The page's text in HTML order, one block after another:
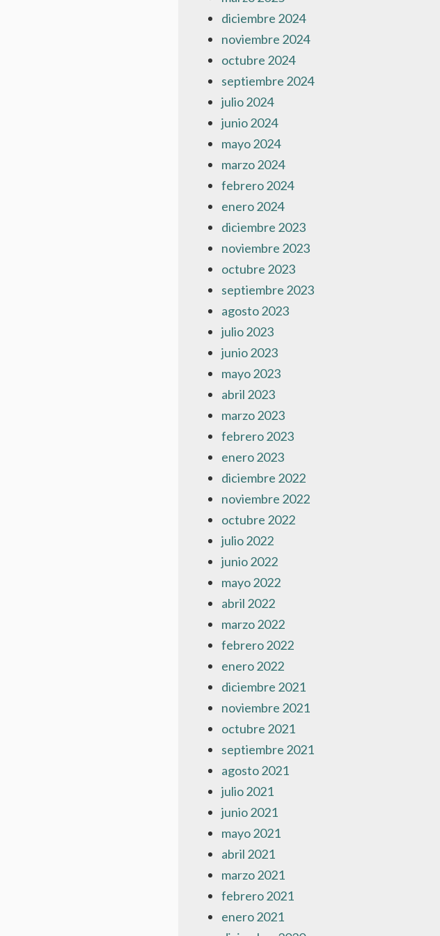
diciembre 2024
noviembre 2024
octubre 2024
septiembre 2024
julio 2024
junio 2024
mayo 2024
marzo 2024
febrero 2024
enero 2024
diciembre 2023
noviembre 2023
octubre 2023
septiembre 2023
agosto 2023
julio 2023
junio 2023
mayo 2023
abril 2023
marzo 2023
febrero 2023
enero 2023
diciembre 2022
noviembre 2022
octubre 2022
julio 2022
junio 2022
mayo 2022
abril 2022
marzo 2022
febrero 2022
enero 2022
diciembre 2021
noviembre 2021
octubre 2021
septiembre 2021
agosto 2021
julio 2021
junio 2021
mayo 2021
abril 2021
marzo 2021
febrero 2021
enero 2021